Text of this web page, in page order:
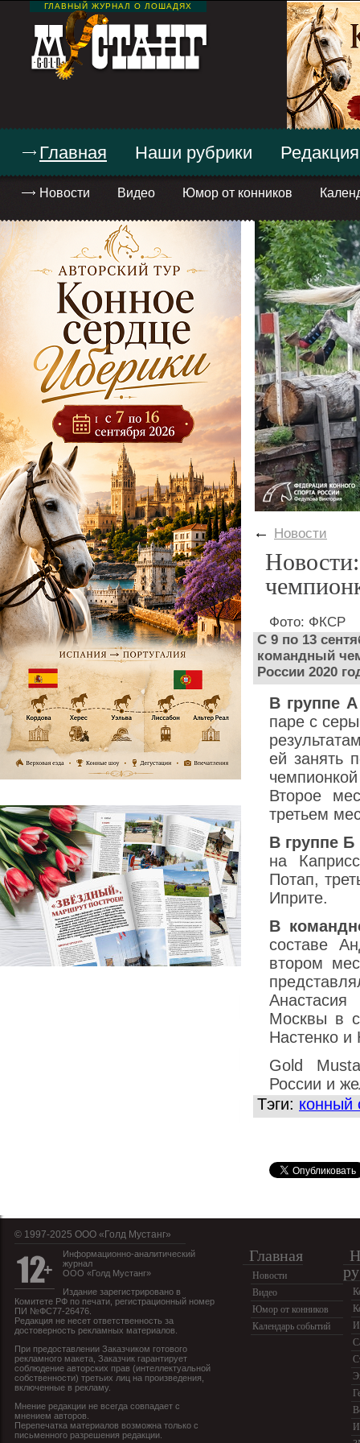
ГЛАВНЫЙ ЖУРНАЛ О ЛОШАДЯХ
Главная
Новости Видео Юмор от конников
Наши рубрики Редакция
← Новости
Фото: ФКСР
С 9 по 13
командный
России 2020
В группе
паре с
ей занять
Второе
третьем
В группе Б
на
Потап,
Иприте.
В
составе
втором
Москвы в
Настенко
Gold
России и
Тэги: конный
© 1997-2025 OOO «Голд Мустанг»
Информационно-аналитический
журнал
ООО «Голд Мустанг»
Издание зарегистрировано в
Комитете РФ по печати, регистрационный номер
ПИ №ФС77-26476.
Редакция не несет ответственность за
достоверность рекламных материалов.
При предоставлении Заказчиком готового
рекламного макета, Заказчик гарантирует
соблюдение авторских прав (интеллектуальной
собственности) третьих лиц на произведения,
включенные в рекламу.
Мнение редакции не всегда совпадает с
мнением авторов.
Перепечатка материалов возможна только с
письменного разрешения редакции.
Главная
Новости
Видео
Юмор от конников
Календарь событий